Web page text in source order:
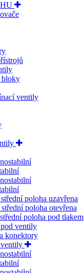
bloky
ventily
poloha uzavřena
poloha otevřena
poloha pod tlakem
ventily
konektory